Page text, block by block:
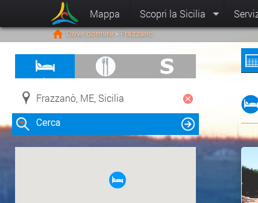
Mappa Scopri la Sicilia
Dove dormire > Frazzanò
Cerca